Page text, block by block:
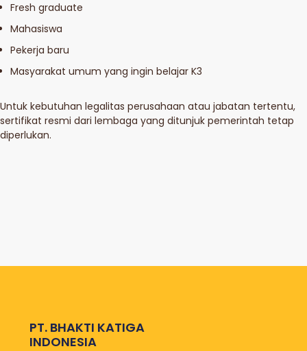
Fresh graduate
Mahasiswa
Pekerja baru
Masyarakat umum yang ingin belajar K3
Untuk kebutuhan legalitas perusahaan atau jabatan tertentu,
sertifikat resmi dari lembaga yang ditunjuk pemerintah tetap
diperlukan.
PT. BHAKTI KATIGA
INDONESIA